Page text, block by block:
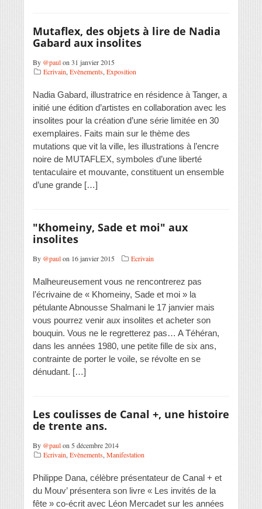
Mutaflex, des objets à lire de Nadia
Gabard aux insolites
By @paulon 31 janvier 2015
Ecrivain, Evènements, Exposition
Nadia Gabard, illustratrice en résidence à Tanger, a
initié une édition d’artistes en collaboration avec les
insolites pour la création d’une série limitée en 30
exemplaires. Faits main sur le thème des
mutations que vit la ville, les illustrations à l’encre
noire de MUTAFLEX, symboles d’une liberté
tentaculaire et mouvante, constituent un ensemble
d’une grande […]
"Khomeiny, Sade et moi" aux
insolites
By @paulon 16 janvier 2015 Ecrivain
Malheureusement vous ne rencontrerez pas
l’écrivaine de « Khomeiny, Sade et moi » la
pétulante Abnousse Shalmani le 17 janvier mais
vous pourrez venir aux insolites et acheter son
bouquin. Vous ne le regretterez pas… A Téhéran,
dans les années 1980, une petite fille de six ans,
contrainte de porter le voile, se révolte en se
dénudant. […]
Les coulisses de Canal +, une histoire
de trente ans.
By @paulon 5 décembre 2014
Ecrivain, Evènements, Manifestation
Philippe Dana, célèbre présentateur de Canal + et
du Mouv’ présentera son livre « Les invités de la
fête » co-écrit avec Léon Mercadet sur les années